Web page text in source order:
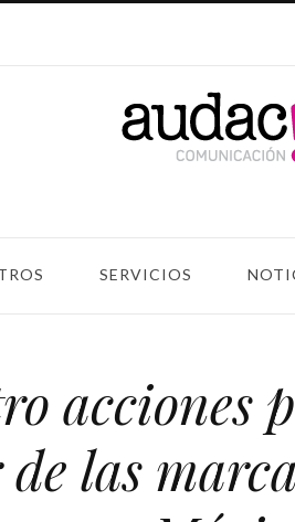
SERVICIOS
acciones
las